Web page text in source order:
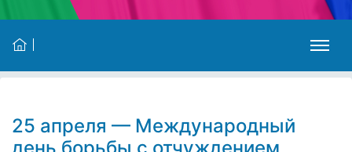
25 апреля — Международный